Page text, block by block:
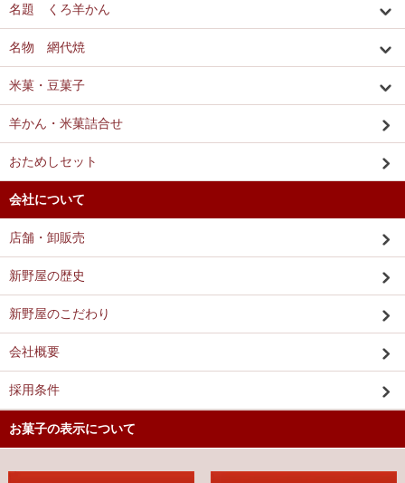
名題 くろ羊かん
名物 網代焼
米菓・豆菓子
羊かん・米菓詰合せ
おためしセット
会社について
店舗・卸販売
新野屋の歴史
新野屋のこだわり
会社概要
採用条件
お菓子の表示について